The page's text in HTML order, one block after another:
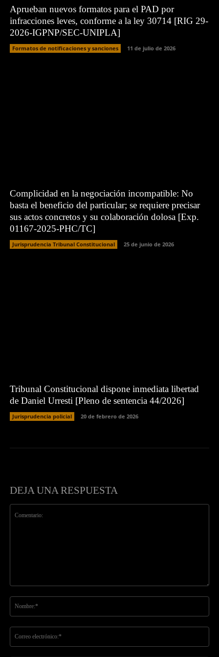
Aprueban nuevos formatos para el PAD por
infracciones leves, conforme a la ley 30714 [RIG 29-
2026-IGPNP/SEC-UNIPLA]
Formatos de notificaciones y sanciones 11 de julio de 2026
Complicidad en la negociación incompatible: No
basta el beneficio del particular; se requiere precisar
sus actos concretos y su colaboración dolosa [Exp.
01167-2025-PHC/TC]
Jurisprudencia Tribunal Constitucional 25 de junio de 2026
Tribunal Constitucional dispone inmediata libertad
de Daniel Urresti [Pleno de sentencia 44/2026]
Jurisprudencia policial 20 de febrero de 2026
DEJA UNA RESPUESTA